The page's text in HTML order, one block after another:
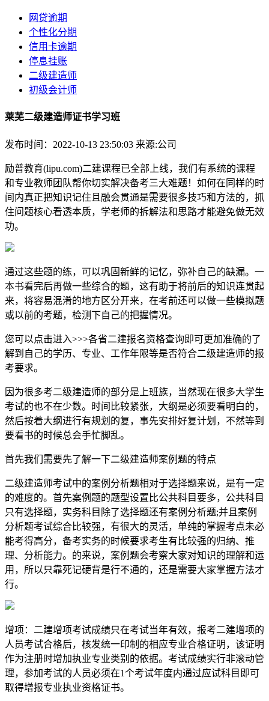
网贷逾期
个性化分期
信用卡逾期
停息挂账
二级建造师
初级会计师
莱芜二级建造师证书学习班
发布时间：2022-10-13 23:50:03 来源:公司
励普教育(lipu.com)二建课程已全部上线，我们有系统的课程
和专业教师团队帮你切实解决备考三大难题！如何在同样的时
间内真正把知识记住且融会贯通是需要很多技巧和方法的，抓
住问题核心看透本质，学老师的拆解法和思路才能避免做无效
功。
通过这些题的练，可以巩固新鲜的记忆，弥补自己的缺漏。一
本书看完后再做一些综合的题，这有助于将前后的知识连贯起
来，将容易混淆的地方区分开来，在考前还可以做一些模拟题
或以前的考题，检测下自己的把握情况。
您可以点击进入>>>各省二建报名资格查询即可更加准确的了
解到自己的学历、专业、工作年限等是否符合二级建造师的报
考要求。
因为很多考二级建造师的部分是上班族，当然现在很多大学生
考试的也不在少数。时间比较紧张，大纲是必须要看明白的，
然后按着大纲进行有规划的复，事先安排好复计划，不然等到
要看书的时候总会手忙脚乱。
首先我们需要先了解一下二级建造师案例题的特点
二级建造师考试中的案例分析题相对于选择题来说，是有一定
的难度的。首先案例题的题型设置比公共科目要多，公共科目
只有选择题，实务科目除了选择题还有案例分析题;并且案例
分析题考试综合比较强，有很大的灵活，单纯的掌握考点未必
能考得高分，备考实务的时候要求考生有比较强的归纳、推
理、分析能力。的来说，案例题会考察大家对知识的理解和运
用，所以只靠死记硬背是行不通的，还是需要大家掌握方法才
行。
增项：二建增项考试成绩只在考试当年有效，报考二建增项的
人员考试合格后，核发统一印制的相应专业合格证明，该证明
作为注册时增加执业专业类别的依据。考试成绩实行非滚动管
理，参加考试的人员必须在1个考试年度内通过应试科目即可
取得增报专业执业资格证书。